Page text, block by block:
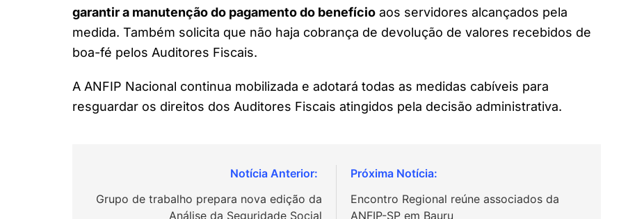
garantir a manutenção do pagamento do benefício aos servidores alcançados pela
medida. Também solicita que não haja cobrança de devolução de valores recebidos de
boa-fé pelos Auditores Fiscais.
A ANFIP Nacional continua mobilizada e adotará todas as medidas cabíveis para
resguardar os direitos dos Auditores Fiscais atingidos pela decisão administrativa.
de
Grupo de trabalho prepara nova edição da
Análise da Seguridade Social
Encontro Regional reúne associados da
ANFIP-SP em Bauru